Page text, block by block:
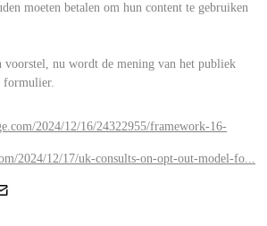
moeten betalen om hun content te gebruiken
voorstel, nu wordt de mening van het publiek
formulier.
2024/12/16/24322955/framework-16-
2024/12/17/uk-consults-on-opt-out-model-fo...